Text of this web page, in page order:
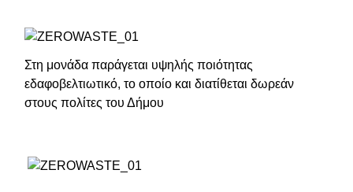
Στη μονάδα παράγεται υψηλής ποιότητας
εδαφοβελτιωτικό, το οποίο και διατίθεται δωρεάν
στους πολίτες του Δήμου